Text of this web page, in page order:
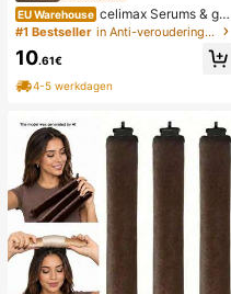
EU Warehouse celimax Serums & gez
ichtsbehandelingen
#1 Bestseller in Anti-veroudering Serums & Gezichtsbehandelingen
10.61€
4-5 werkdagen